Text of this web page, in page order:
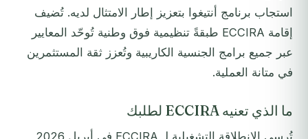
استجاب برنامج أنتيغوا بتعزيز إطار الامتثال لديه. تُضيف
إقامة ECCIRA طبقةً تنظيمية فوق وطنية تُوحّد المعايير
عبر جميع برامج الجنسية الكاريبية وتُعزز ثقة المستثمرين
في متانة العملية.
ما الذي تعنيه ECCIRA لطلبك
تُرسي الانطلاقة التشغيلية لـ ECCIRA في أبريل 2026